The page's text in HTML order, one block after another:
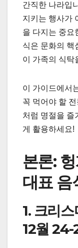
간직한 나라입
지키는 행사가
을 다지는 중요
식은 문화의 핵
이 가족의 식탁
이 가이드에서
꼭 먹어야 할
처럼 명절을 즐
게 활용하세요!
본론:
대표 음
1. 크리
12월 24-